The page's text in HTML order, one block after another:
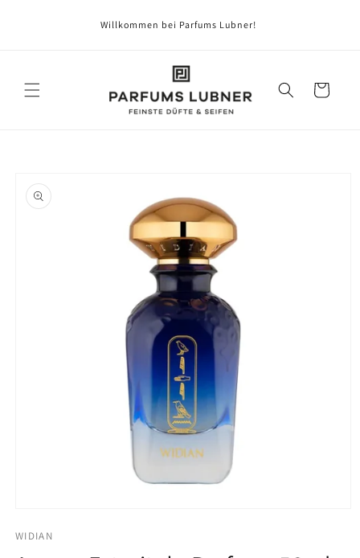
Willkommen bei Parfums Lubner!
Warenkorb
in
WIDIAN